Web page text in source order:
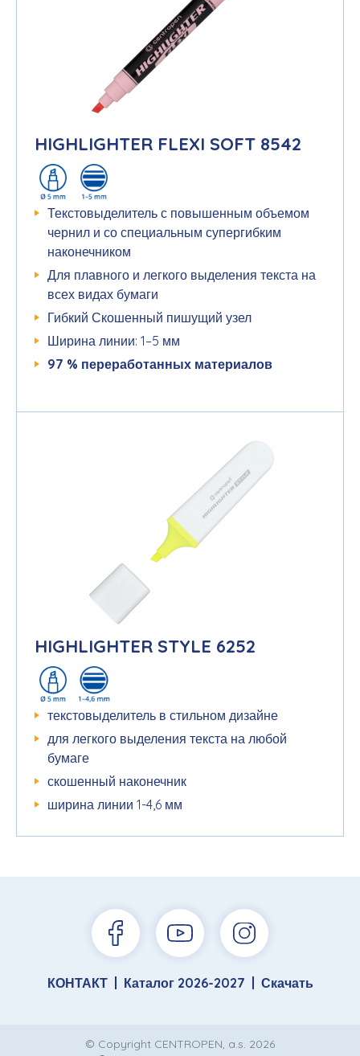
HIGHLIGHTER FLEXI SOFT 8542
Текстовыделитель с повышенным объемом
чернил и со специальным супергибким
наконечником
Для плавного и легкого выделения текста на
всех видах бумаги
Гибкий Скошенный пишущий узел
Ширина линии: 1–5 мм
97 % переработанных материалов
HIGHLIGHTER STYLE 6252
текстовыделитель в стильном дизайне
для легкого выделения текста на любой
бумаге
скошенный наконечник
ширина линии 1-4,6 мм
КОНТАКТ Каталог 2026-2027 Скачать
© Copyright CENTROPEN, a.s. 2026